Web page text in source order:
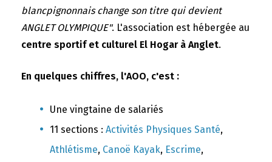
blancpignonnais change son titre qui devient
ANGLET OLYMPIQUE". L'association est hébergée au
centre sportif et culturel El Hogar à Anglet.
En quelques chiffres, l'AOO, c'est :
Une vingtaine de salariés
11 sections : Activités Physiques Santé,
Athlétisme, Canoë Kayak, Escrime,